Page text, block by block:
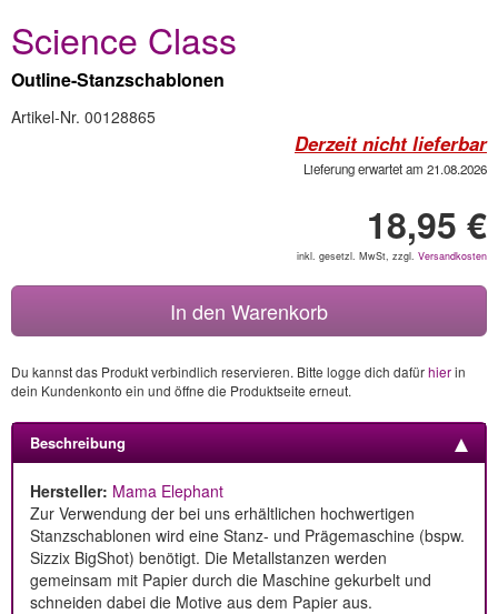
Science Class
Outline-Stanzschablonen
Artikel-Nr. 00128865
Derzeit nicht lieferbar
Lieferung erwartet am 21.08.2026
18,95 €
inkl. gesetzl. MwSt, zzgl. Versandkosten
In den Warenkorb
Du kannst das Produkt verbindlich reservieren. Bitte logge dich dafürhierin
dein Kundenkonto ein und öffne die Produktseite erneut.
Beschreibung
Hersteller: Mama Elephant
Zur Verwendung der bei uns erhältlichen hochwertigen
Stanzschablonen wird eine Stanz- und Prägemaschine (bspw.
Sizzix BigShot) benötigt. Die Metallstanzen werden
gemeinsam mit Papier durch die Maschine gekurbelt und
schneiden dabei die Motive aus dem Papier aus.